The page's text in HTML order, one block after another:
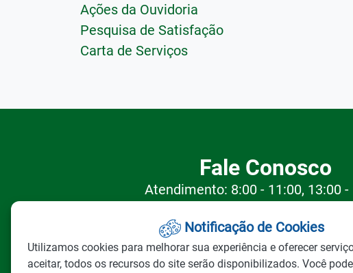
Ações da Ouvidoria
Pesquisa de Satisfação
Carta de Serviços
Fale Conosco
Atendimento: 8:00 - 11:00, 13:00 -
0800 643 9892
Redefinir Cookies
Notificação de Cookies
Utilizamos cookies para melhorar sua experiência e oferecer
aceitar, todos os recursos do site serão disponibilizados. Você